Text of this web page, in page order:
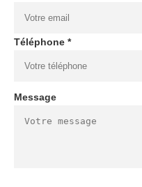
Téléphone *
Message